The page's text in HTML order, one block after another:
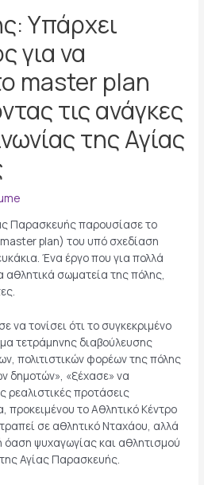
Υπάρχει
για να
master plan
τις ανάγκες
της Αγίας
Παρασκευής παρουσίασε το
plan) του υπό σχεδίαση
Ένα έργο που για πολλά
αθλητικά σωματεία της πόλης,
να τονίσει ότι το συγκεκριμένο
τετράμηνης διαβούλευσης
πολιτιστικών φορέων της πόλης
δημοτών», «ξέχασε» να
ρεαλιστικές προτάσεις
προκειμένου το Αθλητικό Κέντρο
σε αθλητικό Νταχάου, αλλά
όαση ψυχαγωγίας και αθλητισμού
Αγίας Παρασκευής.